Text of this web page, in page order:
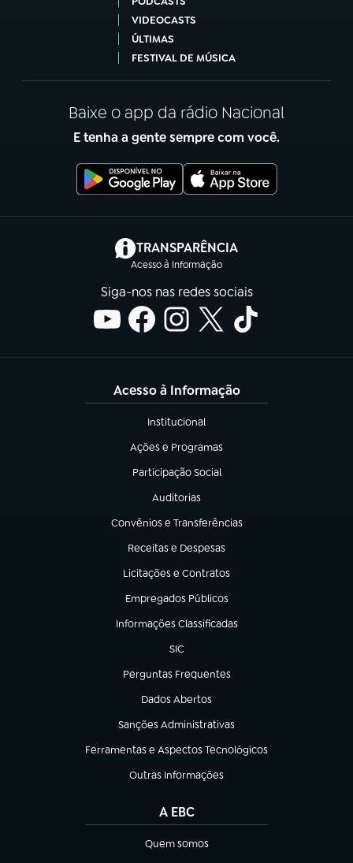
VIDEOCASTS
ÚLTIMAS
FESTIVAL DE MÚSICA
Baixe o app da rádio Nacional
E tenha a gente sempre com você.
TRANSPARÊNCIA
Acesso à Informação
(abre em nova aba)
Siga-nos nas redes sociais
Acesso à Informação
Institucional
(abre em nova aba)
Ações e Programas
(abre em nova aba)
Participação Social
(abre em nova aba)
Auditorias
(abre em nova aba)
Convênios e Transferências
(abre em nova aba)
Receitas e Despesas
(abre em nova aba)
Licitações e Contratos
(abre em nova aba)
Empregados Públicos
(abre em nova aba)
Informações Classificadas
(abre em nova aba)
SIC
(abre em nova aba)
Perguntas Frequentes
(abre em nova aba)
Dados Abertos
(abre em nova aba)
Sanções Administrativas
(abre em nova aba)
Ferramentas e Aspectos Tecnológicos
(abre em nova aba)
Outras Informações
(abre em nova aba)
A EBC
Quem somos
(abre em nova aba)